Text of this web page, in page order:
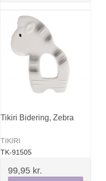
Tikiri Bidering, Zebra
TIKIRI
TK-91505
99,95 kr.